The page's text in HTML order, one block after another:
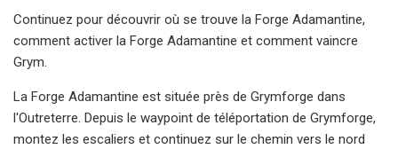
Continuez pour découvrir où se trouve la Forge Adamantine,
comment activer la Forge Adamantine et comment vaincre
Grym.
La Forge Adamantine est située près de Grymforge dans
l'Outreterre. Depuis le waypoint de téléportation de Grymforge,
montez les escaliers et continuez sur le chemin vers le nord